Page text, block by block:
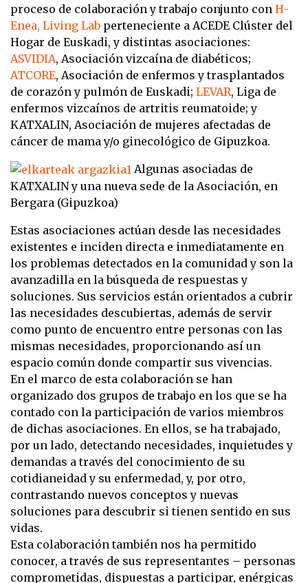
proceso de colaboración y trabajo conjunto con H-
Enea, Living Lab perteneciente a ACEDE Clúster del
Hogar de Euskadi, y distintas asociaciones:
ASVIDIA, Asociación vizcaína de diabéticos;
ATCORE, Asociación de enfermos y trasplantados
de corazón y pulmón de Euskadi; LEVAR, Liga de
enfermos vizcaínos de artritis reumatoide; y
KATXALIN, Asociación de mujeres afectadas de
cáncer de mama y/o ginecológico de Gipuzkoa.
Algunas asociadas de
KATXALIN y una nueva sede de la Asociación, en
Bergara (Gipuzkoa)
Estas asociaciones actúan desde las necesidades
existentes e inciden directa e inmediatamente en
los problemas detectados en la comunidad y son la
avanzadilla en la búsqueda de respuestas y
soluciones. Sus servicios están orientados a cubrir
las necesidades descubiertas, además de servir
como punto de encuentro entre personas con las
mismas necesidades, proporcionando así un
espacio común donde compartir sus vivencias.
En el marco de esta colaboración se han
organizado dos grupos de trabajo en los que se ha
contado con la participación de varios miembros
de dichas asociaciones. En ellos, se ha trabajado,
por un lado, detectando necesidades, inquietudes y
demandas a través del conocimiento de su
cotidianeidad y su enfermedad, y, por otro,
contrastando nuevos conceptos y nuevas
soluciones para descubrir si tienen sentido en sus
vidas.
Esta colaboración también nos ha permitido
conocer, a través de sus representantes – personas
comprometidas, dispuestas a participar, enérgicas